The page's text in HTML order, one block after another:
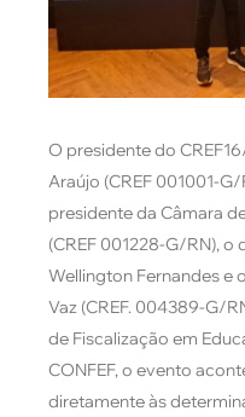
O presidente do
Araújo (CREF 001001-
presidente da Câmara
(CREF 001228-G/RN),
Wellington Fernandes e
Vaz (CREF. 004389-G/
de Fiscalização em
CONFEF, o evento
diretamente às